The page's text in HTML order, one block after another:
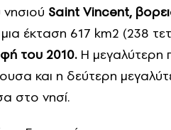
Saint Vincent,
έκταση 617 km2 (238
του 2010.Η μεγαλύτερη
και η δεύτερη
στο νησί.